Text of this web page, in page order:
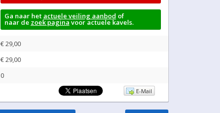
Ga naar het actuele veiling aanbod of
naar de zoek paginavoor actuele kavels.
€ 29,00
€29,00
0
E-Mail